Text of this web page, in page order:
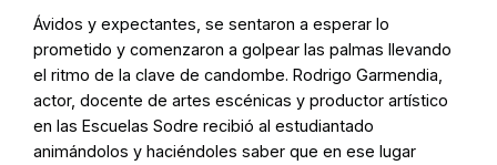
Ávidos y expectantes, se sentaron a esperar lo
prometido y comenzaron a golpear las palmas llevando
el ritmo de la clave de candombe. Rodrigo Garmendia,
actor, docente de artes escénicas y productor artístico
en las Escuelas Sodre recibió al estudiantado
animándolos y haciéndoles saber que en ese lugar